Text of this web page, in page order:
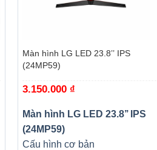
Màn hình LG LED 23.8’’ IPS
(24MP59)
3.150.000 ₫
Màn hình LG LED 23.8’’ IPS
(24MP59)
Cấu hình cơ bản